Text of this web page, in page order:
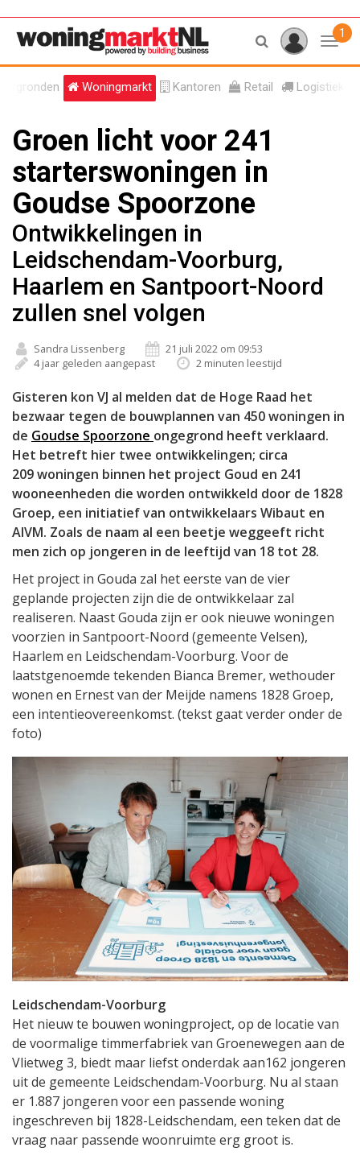
1
Woningmarkt Kantoren Retail Logistiek
Groen licht voor 241
starterswoningen in
Goudse Spoorzone
Ontwikkelingen in
Leidschendam-Voorburg,
Haarlem en Santpoort-Noord
zullen snel volgen
Sandra Lissenberg
21 juli 2022 om 09:53
4 jaar geleden aangepast
2 minuten leestijd
Gisteren kon VJ al melden dat de Hoge Raad het
bezwaar tegen de bouwplannen van 450 woningen in
de Goudse Spoorzone ongegrond heeft verklaard.
Het betreft hier twee ontwikkelingen; circa
209 woningen binnen het project Goud en 241
wooneenheden die worden ontwikkeld door de 1828
Groep, een initiatief van ontwikkelaars Wibaut en
AIVM. Zoals de naam al een beetje weggeeft richt
men zich op jongeren in de leeftijd van 18 tot 28.
Het project in Gouda zal het eerste van de vier
geplande projecten zijn die de ontwikkelaar zal
realiseren. Naast Gouda zijn er ook nieuwe woningen
voorzien in Santpoort-Noord (gemeente Velsen),
Haarlem en Leidschendam-Voorburg. Voor de
laatstgenoemde tekenden Bianca Bremer, wethouder
wonen en Ernest van der Meijde namens 1828 Groep,
een intentieovereenkomst. (tekst gaat verder onder de
foto)
Leidschendam-Voorburg
Het nieuw te bouwen woningproject, op de locatie van
de voormalige timmerfabriek van Groenewegen aan de
Vlietweg 3, biedt maar liefst onderdak aan162 jongeren
uit de gemeente Leidschendam-Voorburg. Nu al staan
er 1.887 jongeren voor een passende woning
ingeschreven bij 1828-Leidschendam, een teken dat de
vraag naar passende woonruimte erg groot is.